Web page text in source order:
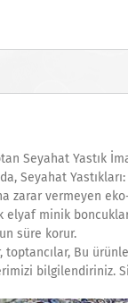
Seyahat Yastık
Seyahat
zarar vermeyen
elyaf minik
süre korur.
toptancılar, Bu
bilgilendiriniz.